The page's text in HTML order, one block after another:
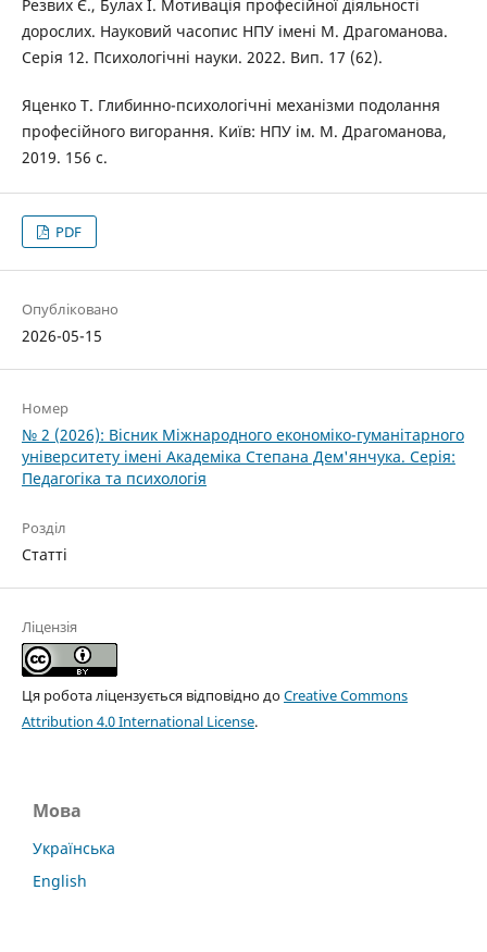
Резвих Є., Булах І. Мотивація професійної діяльності
дорослих. Науковий часопис НПУ імені М. Драгоманова.
Серія 12. Психологічні науки. 2022. Вип. 17 (62).
Яценко Т. Глибинно-психологічні механізми подолання
професійного вигорання. Київ: НПУ ім. М. Драгоманова,
2019. 156 с.
PDF
Опубліковано
2026-05-15
Номер
№ 2 (2026): Вісник Міжнародного економіко-гуманітарного
університету імені Академіка Степана Дем'янчука. Серія:
Педагогіка та психологія
Розділ
Статті
Ліцензія
Ця робота ліцензується відповідно доCreative Commons
Attribution 4.0 International License.
Мова
Українська
English